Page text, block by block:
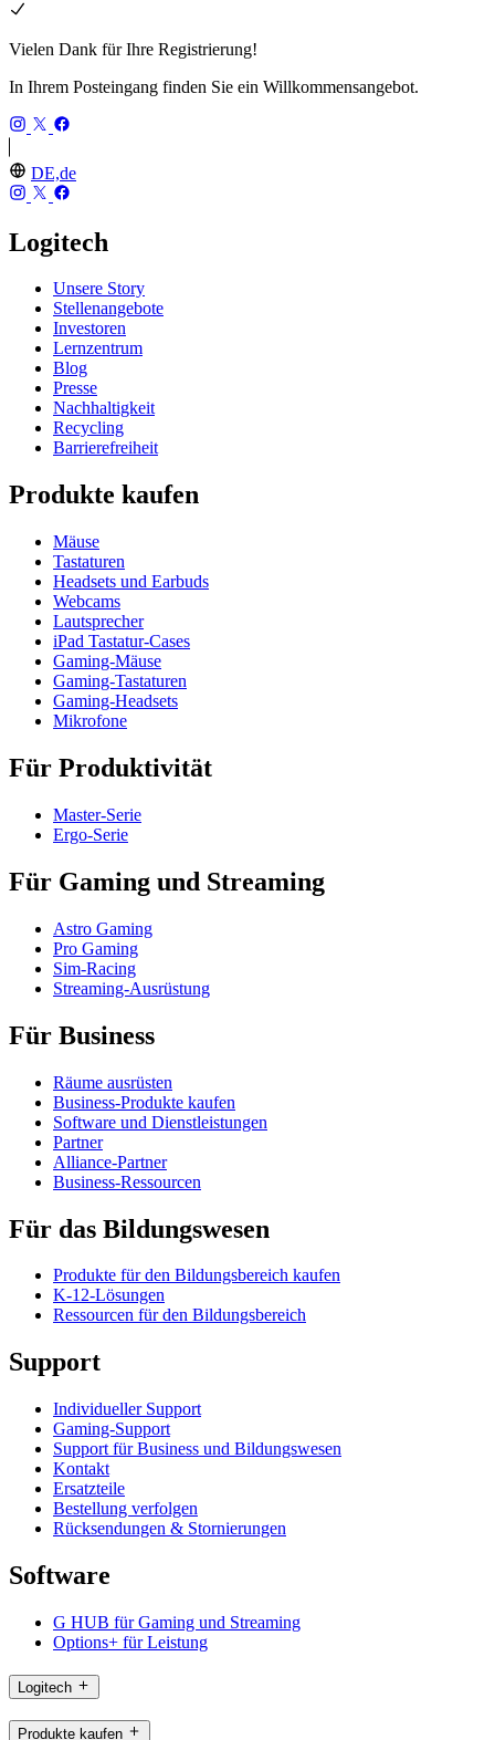
Vielen Dank für Ihre Registrierung!
In Ihrem Posteingang finden Sie ein Willkommensangebot.
DE,de
Logitech
Unsere Story
Stellenangebote
Investoren
Lernzentrum
Blog
Presse
Nachhaltigkeit
Recycling
Barrierefreiheit
Produkte kaufen
Mäuse
Tastaturen
Headsets und Earbuds
Webcams
Lautsprecher
iPad Tastatur-Cases
Gaming-Mäuse
Gaming-Tastaturen
Gaming-Headsets
Mikrofone
Für Produktivität
Master-Serie
Ergo-Serie
Für Gaming und Streaming
Astro Gaming
Pro Gaming
Sim-Racing
Streaming-Ausrüstung
Für Business
Räume ausrüsten
Business-Produkte kaufen
Software und Dienstleistungen
Partner
Alliance-Partner
Business-Ressourcen
Für das Bildungswesen
Produkte für den Bildungsbereich kaufen
K-12-Lösungen
Ressourcen für den Bildungsbereich
Support
Individueller Support
Gaming-Support
Support für Business und Bildungswesen
Kontakt
Ersatzteile
Bestellung verfolgen
Rücksendungen & Stornierungen
Software
G HUB für Gaming und Streaming
Options+ für Leistung
Logitech
Produkte kaufen